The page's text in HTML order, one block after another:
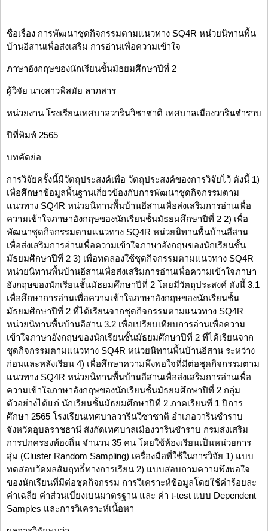
ชื่อเรื่อง การพัฒนาชุดกิจกรรมตามแนวทาง SQ4R หน่วยนิทานพื้น
บ้านอีสานเพื่อส่งเสริม การอ่านเพื่อความเข้าใจ
ภาษาอังกฤษของนักเรียนชั้นมัธยมศึกษาปีที่ 2
ผู้วิจัย นางสาวพิสมัย ลาภสาร
หน่วยงาน โรงเรียนเทศบาลวารินวิชาชาติ เทศบาลเมืองวารินชำราบ
ปีที่พิมพ์ 2565
บทคัดย่อ
การวิจัยครั้งนี้มีวัตถุประสงค์เพื่อ วัตถุประสงค์ของการวิจัยไว้ ดังนี้ 1)
เพื่อศึกษาข้อมูลพื้นฐานเกี่ยวข้องกับการพัฒนาชุดกิจกรรมตาม
แนวทาง SQ4R หน่วยนิทานพื้นบ้านอีสานเพื่อส่งเสริมการอ่านเพื่อ
ความเข้าใจภาษาอังกฤษของนักเรียนชั้นมัธยมศึกษาปีที่ 2 2) เพื่อ
พัฒนาชุดกิจกรรมตามแนวทาง SQ4R หน่วยนิทานพื้นบ้านอีสาน
เพื่อส่งเสริมการอ่านเพื่อความเข้าใจภาษาอังกฤษของนักเรียนชั้น
มัธยมศึกษาปีที่ 2 3) เพื่อทดลองใช้ชุดกิจกรรมตามแนวทาง SQ4R
หน่วยนิทานพื้นบ้านอีสานเพื่อส่งเสริมการอ่านเพื่อความเข้าใจภาษา
อังกฤษของนักเรียนชั้นมัธยมศึกษาปีที่ 2 โดยมีวัตถุประสงค์ ดังนี้ 3.1
เพื่อศึกษาการอ่านเพื่อความเข้าใจภาษาอังกฤษของนักเรียนชั้น
มัธยมศึกษาปีที่ 2 ที่ได้เรียนจากชุดกิจกรรมตามแนวทาง SQ4R
หน่วยนิทานพื้นบ้านอีสาน 3.2 เพื่อเปรียบเทียบการอ่านเพื่อความ
เข้าใจภาษาอังกฤษของนักเรียนชั้นมัธยมศึกษาปีที่ 2 ที่ได้เรียนจาก
ชุดกิจกรรมตามแนวทาง SQ4R หน่วยนิทานพื้นบ้านอีสาน ระหว่าง
ก่อนและหลังเรียน 4) เพื่อศึกษาความพึงพอใจที่มีต่อชุดกิจกรรมตาม
แนวทาง SQ4R หน่วยนิทานพื้นบ้านอีสานเพื่อส่งเสริมการอ่านเพื่อ
ความเข้าใจภาษาอังกฤษของนักเรียนชั้นมัธยมศึกษาปีที่ 2 กลุ่ม
ตัวอย่างได้แก่ นักเรียนชั้นมัธยมศึกษาปีที่ 2 ภาคเรียนที่ 1 ปีการ
ศึกษา 2565 โรงเรียนเทศบาลวารินวิชาชาติ อำเภอวารินชำราบ
จังหวัดอุบลราชธานี สังกัดเทศบาลเมืองวารินชำราบ กรมส่งเสริม
การปกครองท้องถิ่น จำนวน 35 คน โดยใช้ห้องเรียนเป็นหน่วยการ
สุ่ม (Cluster Random Sampling) เครื่องมือที่ใช้ในการวิจัย 1) แบบ
ทดสอบวัดผลสัมฤทธิ์ทางการเรียน 2) แบบสอบถามความพึงพอใจ
ของนักเรียนที่มีต่อชุดกิจกรรม การวิเคราะห์ข้อมูลโดยใช้ค่าร้อยละ
ค่าเฉลี่ย ค่าส่วนเบี่ยงเบนมาตรฐาน และ ค่า t-test แบบ Dependent
Samples และการวิเคราะห์เนื้อหา